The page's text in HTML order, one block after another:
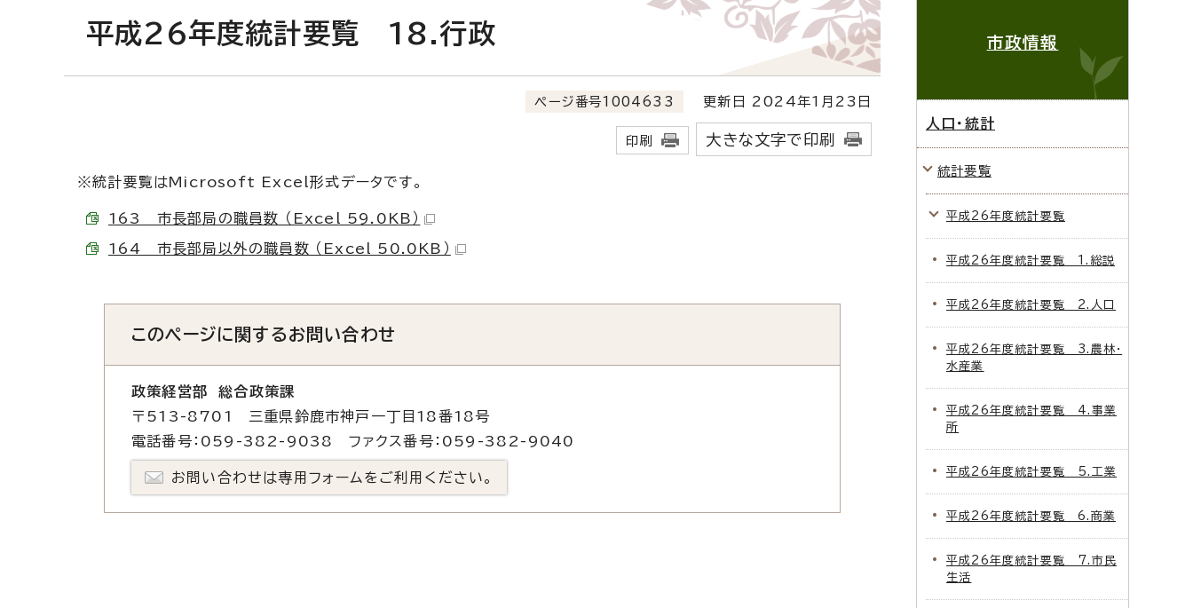
平成26年度統計要覧 18.行政
ページ番号1004633 更新日 2024年1月23日
印刷 大きな文字で印刷
※統計要覧はMicrosoft Excel形式データです。
163 市長部局の職員数 （Excel 59.0KB）
164 市長部局以外の職員数 （Excel 50.0KB）
このページに関するお問い合わせ
政策経営部 総合政策課
〒513-8701 三重県鈴鹿市神戸一丁目18番18号
電話番号：059-382-9038 ファクス番号：059-382-9040
お問い合わせは専用フォームをご利用ください。
市政情報
人口・統計
統計要覧
平成26年度統計要覧
平成26年度統計要覧 1.総説
平成26年度統計要覧 2.人口
平成26年度統計要覧 3.農林・
水産業
平成26年度統計要覧 4.事業
所
平成26年度統計要覧 5.工業
平成26年度統計要覧 6.商業
平成26年度統計要覧 7.市民
生活